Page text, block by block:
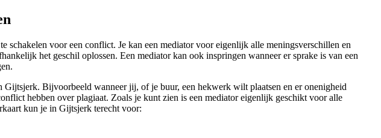
voor een conflict. Je kan een mediator voor eigenlijk alle meningsverschillen en
het geschil oplossen. Een mediator kan ook inspringen wanneer er sprake is van een
Bijvoorbeeld wanneer jij, of je buur, een hekwerk wilt plaatsen en er onenigheid
hebben over plagiaat. Zoals je kunt zien is een mediator eigenlijk geschikt voor alle
kun je in Gijtsjerk terecht voor: